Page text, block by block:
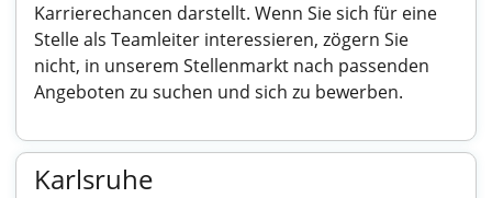
Karrierechancen darstellt. Wenn Sie sich für eine
Stelle als Teamleiter interessieren, zögern Sie
nicht, in unserem Stellenmarkt nach passenden
Angeboten zu suchen und sich zu bewerben.
Karlsruhe